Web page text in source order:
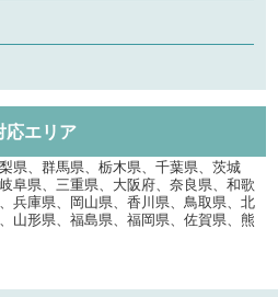
応エリア
県、群馬県、栃木県、千葉県、茨城
阜県、三重県、大阪府、奈良県、和歌
兵庫県、岡山県、香川県、鳥取県、北
山形県、福島県、福岡県、佐賀県、熊